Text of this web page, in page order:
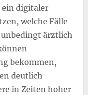
ein digitaler
welche Fälle
ärztlich
bekommen,
deutlich
in Zeiten hoher